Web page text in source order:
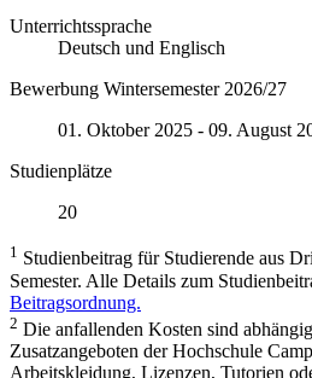
Unterrichtssprache
Deutsch und Englisch
Bewerbung Wintersemester 2026/27
01. Oktober 2025 - 09. August
Studienplätze
20
1 Studienbeitrag für Studierende aus
Semester. Alle Details zum
Beitragsordnung.
2 Die anfallenden Kosten sind
Zusatzangeboten der Hochschule
Arbeitskleidung, Lizenzen, Tutorien